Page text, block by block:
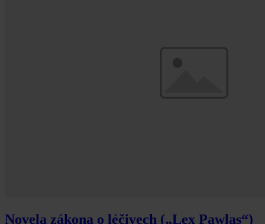
Novela zákona o léčivech („Lex Pawlas“)